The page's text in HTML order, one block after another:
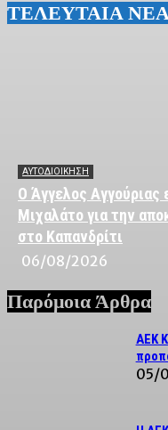
ΤΕΛΕΥΤΑΙΑ ΝΕΑ
ΑΥΤΟΔΙΟΙΚΗΣΗ
Ο Άγγελος Αγγούριας
Μιχαλάτο για την
στο Καπανδρίτι
06/08/2026
Παρόμοια Άρθρα
ΑΕΚ
05/